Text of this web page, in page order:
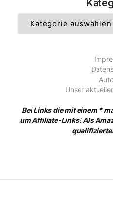
Unser
Bei Links die mit einem *
um Affiliate-Links! Als